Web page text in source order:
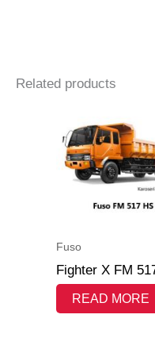
Related products
Fuso
Fighter X FM
READ MORE